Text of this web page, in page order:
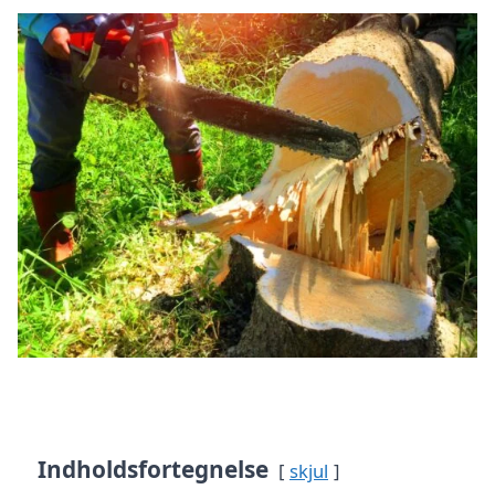
Indholdsfortegnelse skjul